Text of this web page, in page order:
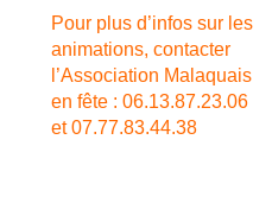
Pour plus d’infos sur les
animations, contacter
l’Association Malaquais
en fête : 06.13.87.23.06
et 07.77.83.44.38